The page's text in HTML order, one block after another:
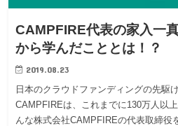
CAMPFIRE代表の家入一
から学んだこととは！？
2019.08.23
日本のクラウドファンディングの先駆
CAMPFIREは、これまでに130万人以
んな株式会社CAMPFIREの代表取締役